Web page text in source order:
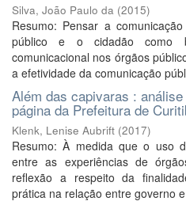
Silva, João Paulo da (2015)
Resumo: Pensar a
público e o cidadão como
comunicacional nos órgãos
a efetividade da comunicação
Além das capivaras :
página da Prefeitura de
Klenk, Lenise Aubrift (2017)
Resumo: À medida que o uso
entre as experiências de
reflexão a respeito da
prática na relação entre governo